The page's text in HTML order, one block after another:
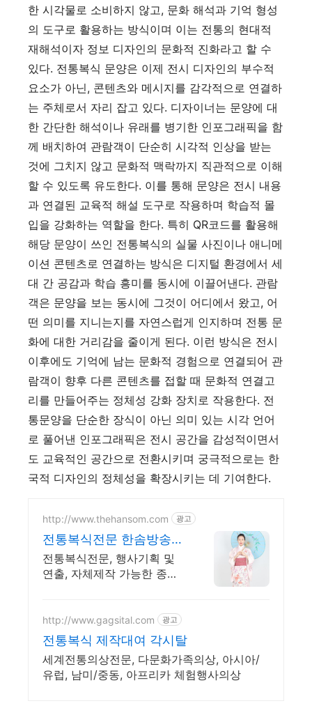
한 시각물로 소비하지 않고, 문화 해석과 기억 형성
의 도구로 활용하는 방식이며 이는 전통의 현대적
재해석이자 정보 디자인의 문화적 진화라고 할 수
있다. 전통복식 문양은 이제 전시 디자인의 부수적
요소가 아닌, 콘텐츠와 메시지를 감각적으로 연결하
는 주체로서 자리 잡고 있다. 디자이너는 문양에 대
한 간단한 해석이나 유래를 병기한 인포그래픽을 함
께 배치하여 관람객이 단순히 시각적 인상을 받는
것에 그치지 않고 문화적 맥락까지 직관적으로 이해
할 수 있도록 유도한다. 이를 통해 문양은 전시 내용
과 연결된 교육적 해설 도구로 작용하며 학습적 몰
입을 강화하는 역할을 한다. 특히 QR코드를 활용해
해당 문양이 쓰인 전통복식의 실물 사진이나 애니메
이션 콘텐츠로 연결하는 방식은 디지털 환경에서 세
대 간 공감과 학습 흥미를 동시에 이끌어낸다. 관람
객은 문양을 보는 동시에 그것이 어디에서 왔고, 어
떤 의미를 지니는지를 자연스럽게 인지하며 전통 문
화에 대한 거리감을 줄이게 된다. 이런 방식은 전시
이후에도 기억에 남는 문화적 경험으로 연결되어 관
람객이 향후 다른 콘텐츠를 접할 때 문화적 연결고
리를 만들어주는 정체성 강화 장치로 작용한다. 전
통문양을 단순한 장식이 아닌 의미 있는 시각 언어
로 풀어낸 인포그래픽은 전시 공간을 감성적이면서
도 교육적인 공간으로 전환시키며 궁극적으로는 한
국적 디자인의 정체성을 확장시키는 데 기여한다.
http://www.thehansom.com 광고
전통복식전문 한솜방송미
술센터 당일 배송 및 수령
가능!
전통복식전문, 행사기획 및
연출, 자체제작 가능한 종합
수 있는 기업!
http://www.gagsital.com 광고
전통복식 제작대여 각시탈
세계전통의상전문, 다문화가족의상, 아시아/
유럽, 남미/중동, 아프리카 체험행사의상